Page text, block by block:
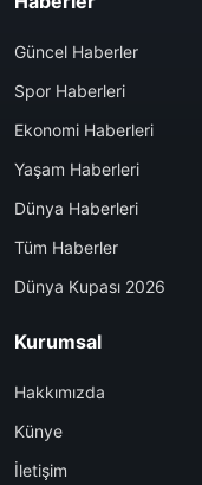
Güncel Haberler
Spor Haberleri
Ekonomi Haberleri
Yaşam Haberleri
Dünya Haberleri
Tüm Haberler
Dünya Kupası 2026
Kurumsal
Hakkımızda
Künye
İletişim